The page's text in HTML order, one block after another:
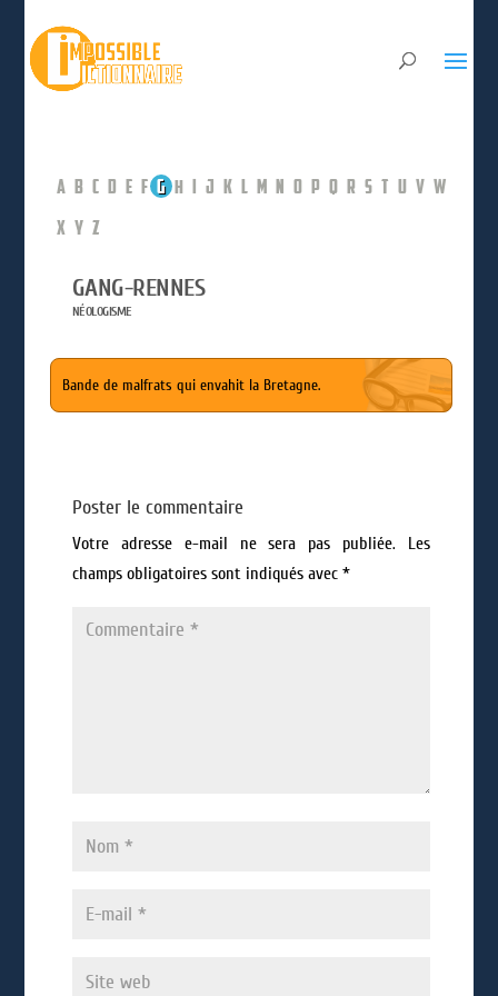
A B C D E F G H I J K L M N O P Q R S T U V W
X Y Z
GANG-RENNES
NÉOLOGISME
Bande de malfrats qui envahit la Bretagne.
Poster le commentaire
Votre adresse e-mail ne sera pas publiée.
Les
champs obligatoires sont indiqués avec *